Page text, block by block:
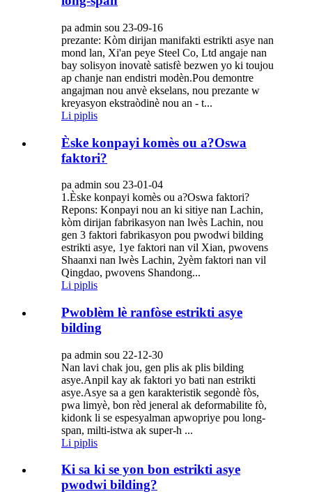
pa admin sou 23-09-16
prezante: Kòm dirijan manifakti estrikti asye nan
mond lan, Xi'an peye Steel Co, Ltd angaje nan
bay solisyon inovatè satisfè bezwen yo ki toujou
ap chanje nan endistri modèn.Pou demontre
angajman nou anvè ekselans, nou prezante w
kreyasyon ekstraòdinè nou an - t...
Li piplis
Èske konpayi komès ou a?Oswa
faktori?
pa admin sou 23-01-04
1.Èske konpayi komès ou a?Oswa faktori?
Repons: Konpayi nou an ki sitiye nan Lachin,
kòm dirijan fabrikasyon nan lwès Lachin, nou
gen 3 faktori fabrikasyon pou pwodwi bilding
estrikti asye, 1ye faktori nan vil Xian, pwovens
Shaanxi nan lwès Lachin, 2yèm faktori nan vil
Qingdao, pwovens Shandong...
Li piplis
Pwoblèm lè ranfòse estrikti asye
bilding
pa admin sou 22-12-30
Nan lavi chak jou, gen plis ak plis bilding
asye.Anpil kay ak faktori yo bati nan estrikti
asye.Asye sa a gen karakteristik segondè fòs,
pwa limyè, bon rèd jeneral ak deformabilite fò,
kidonk li se espesyalman apwopriye pou long-
span, milti-istwa ak super-h ...
Li piplis
Ki sa ki se yon bon estrikti asye
pwodwi bilding?